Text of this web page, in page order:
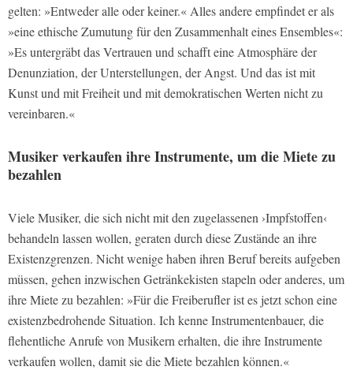
gelten: »Entweder alle oder keiner.« Alles andere empfindet er als
»eine ethische Zumutung für den Zusammenhalt eines Ensembles«:
»Es untergräbt das Vertrauen und schafft eine Atmosphäre der
Denunziation, der Unterstellungen, der Angst. Und das ist mit
Kunst und mit Freiheit und mit demokratischen Werten nicht zu
vereinbaren.«
Musiker verkaufen ihre Instrumente, um die Miete zu
bezahlen
Viele Musiker, die sich nicht mit den zugelassenen ›Impfstoffen‹
behandeln lassen wollen, geraten durch diese Zustände an ihre
Existenzgrenzen. Nicht wenige haben ihren Beruf bereits aufgeben
müssen, gehen inzwischen Getränkekisten stapeln oder anderes, um
ihre Miete zu bezahlen: »Für die Freiberufler ist es jetzt schon eine
existenzbedrohende Situation. Ich kenne Instrumentenbauer, die
flehentliche Anrufe von Musikern erhalten, die ihre Instrumente
verkaufen wollen, damit sie die Miete bezahlen können.«